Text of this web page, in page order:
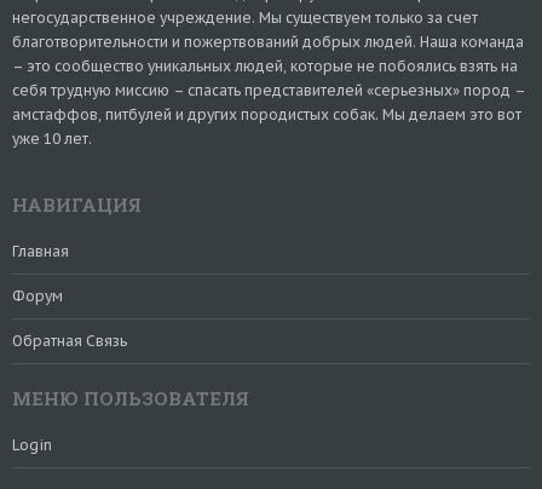
негосударственное учреждение. Мы существуем только за счет
благотворительности и пожертвований добрых людей. Наша команда
– это сообщество уникальных людей, которые не побоялись взять на
себя трудную миссию – спасать представителей «серьезных» пород –
амстаффов, питбулей и других породистых собак. Мы делаем это вот
уже 10 лет.
НАВИГАЦИЯ
Главная
Форум
Обратная Связь
МЕНЮ ПОЛЬЗОВАТЕЛЯ
Login